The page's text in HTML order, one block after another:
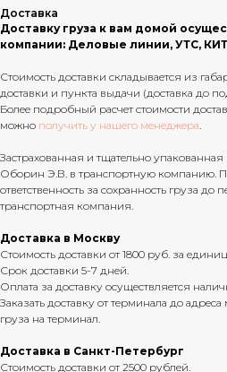
Доставка
Доставку груза к вам домой
компании: Деловые линии, УТС,
Стоимость доставки складывается из
доставки и пункта выдачи (доставка до
Более подробный расчет стоимости
можно получить у нашего менеджера.
Застрахованная и тщательно
Оборин Э.В. в транспортную компанию.
ответственность за сохранность груза до
транспортная компания.
Доставка в Москву
Стоимость доставки от 1800 руб. за
Срок доставки 5-7 дней.
Оплата за доставку осуществляется
Заказать доставку от терминала до
груза на терминал.
Доставка в Санкт-Петербург
Стоимость доставки от 2500 рублей.